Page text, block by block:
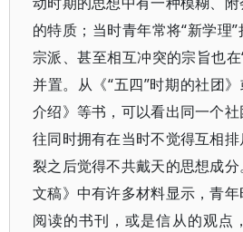
的特质；当时青年常将“新学理
宗派、甚至相互冲突的宗旨也
并置。从《“五四”时期的社团
介绍》等书，可以看出同一个
往同时拥有在当时不觉得互相
裂之后觉得不共戴天的思想成
文稿》中有许多材料显示，青
阅读的书刊，或是信从的观点